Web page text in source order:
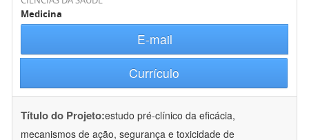
Medicina
E-mail
Currículo
Título do Projeto:estudo pré-clínico da eficácia,
mecanismos de ação, segurança e toxicidade de